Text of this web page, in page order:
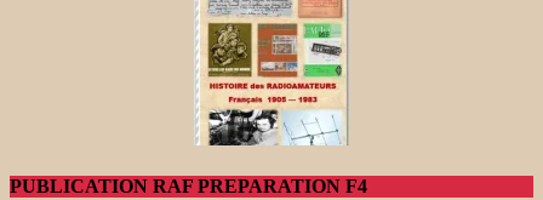
PUBLICATION RAF PREPARATION F4